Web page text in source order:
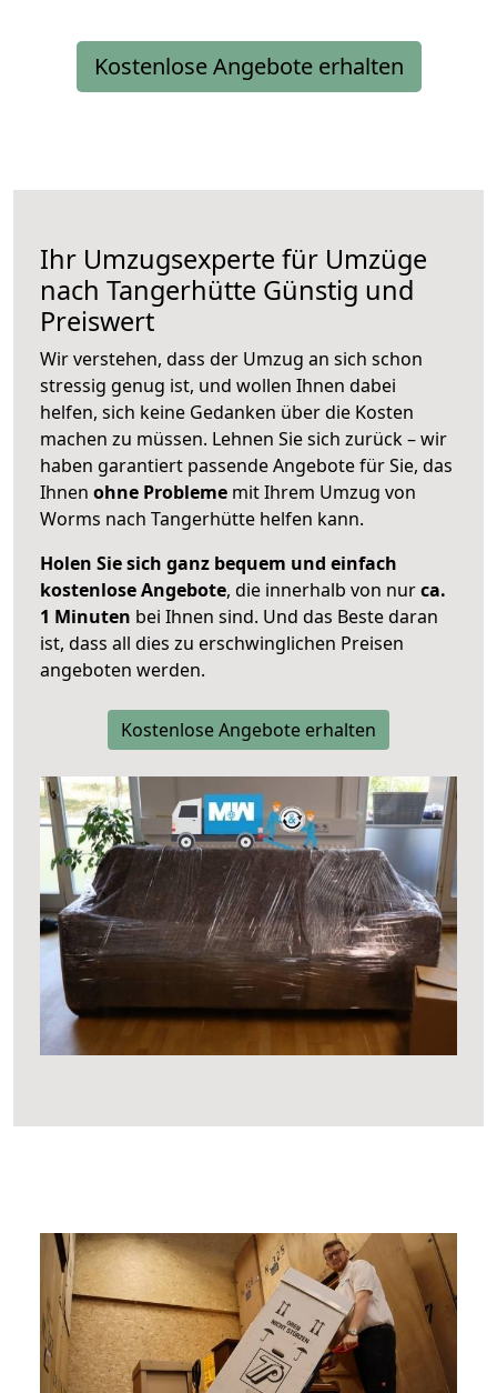
Kostenlose Angebote erhalten
Ihr Umzugsexperte für Umzüge
nach Tangerhütte Günstig und
Preiswert
Wir verstehen, dass der Umzug an sich schon
stressig genug ist, und wollen Ihnen dabei
helfen, sich keine Gedanken über die Kosten
machen zu müssen. Lehnen Sie sich zurück – wir
haben garantiert passende Angebote für Sie, das
Ihnen ohne Probleme mit Ihrem Umzug von
Worms nach Tangerhütte helfen kann.
Holen Sie sich ganz bequem und einfach
kostenlose Angebote, die innerhalb von nurca.
1 Minuten bei Ihnen sind. Und das Beste daran
ist, dass all dies zu erschwinglichen Preisen
angeboten werden.
Kostenlose Angebote erhalten